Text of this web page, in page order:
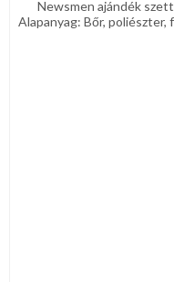
Newsmen ajándék
Alapanyag: Bőr,